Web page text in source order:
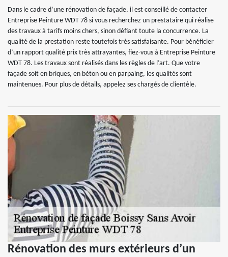
Dans le cadre d’une rénovation de façade, il est conseillé de contacter
Entreprise Peinture WDT 78 si vous recherchez un prestataire qui réalise
des travaux à tarifs moins chers, sinon défiant toute la concurrence. La
qualité de la prestation reste toutefois très satisfaisante. Pour bénéficier
d’un rapport qualité prix très attrayantes, fiez-vous à Entreprise Peinture
WDT 78. Les travaux sont réalisés dans les règles de l’art. Que votre
façade soit en briques, en béton ou en parpaing, les qualités sont
maintenues. Pour plus de détails, appelez ses chargés de clientèle.
Rénovation des murs extérieurs d’un